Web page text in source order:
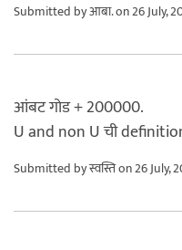
Submitted byआबा.on 26 July,
आंबट गोड + 200000.
U and non U ची
Submitted byस्वस्तिon 26 July,